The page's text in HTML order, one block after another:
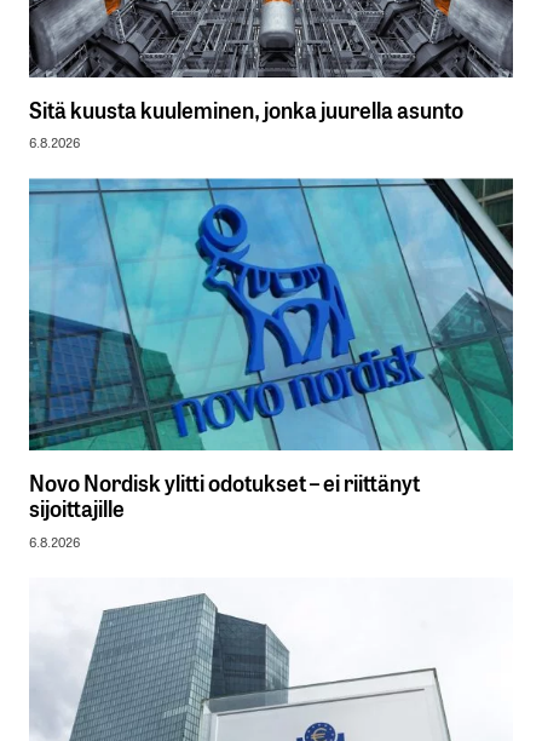
Sitä kuusta kuuleminen, jonka juurella asunto
6.8.2026
Novo Nordisk ylitti odotukset – ei riittänyt
sijoittajille
6.8.2026